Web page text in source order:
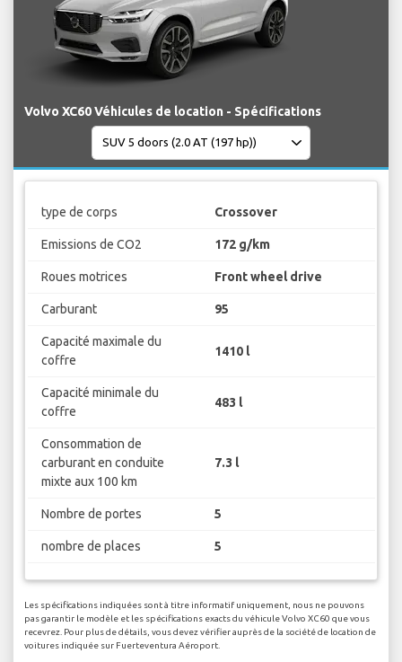
Volvo XC60 Véhicules de location - Spécifications
type de corps Crossover
Emissions de CO2 172 g/km
Roues motrices Front wheel drive
Carburant 95
Capacité maximale du
coffre
1410 l
Capacité minimale du
coffre
483 l
Consommation de
carburant en conduite
mixte aux 100 km
7.3 l
Nombre de portes 5
nombre de places 5
Les spécifications indiquées sont à titre informatif uniquement, nous ne pouvons
pas garantir le modèle et les spécifications exacts du véhicule Volvo XC60 que vous
recevrez. Pour plus de détails, vous devez vérifier auprès de la société de location de
voitures indiquée sur Fuerteventura Aéroport.